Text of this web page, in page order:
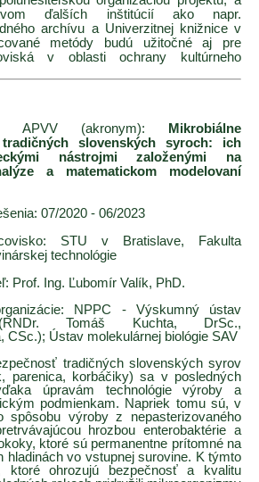
ďalších inštitúcií ako napr.
archívu a Univerzitnej knižnice v
metódy budú užitočné aj pre
v oblasti ochrany kultúrneho
APVV (akronym):
Mikrobiálne
slovenských syroch: ich
nástrojmi založenými na
a matematickom modelovaní
07/2020 - 06/2023
STU v Bratislave, Fakulta
technológie
Prof. Ing. Ľubomír Valík, PhD.
NPPC - Výskumný ústav
Tomáš Kuchta, DrSc.,
CSc.); Ústav molekulárnej biológie SAV
tradičných slovenských syrov
parenica, korbáčiky) sa v posledných
úpravám technológie výroby a
podmienkam. Napriek tomu sú, v
spôsobu výroby z nepasterizovaného
hrozbou enterobaktérie a
ktoré sú permanentne prítomné na
hladinách vo vstupnej surovine. K týmto
ktoré ohrozujú bezpečnosť a kvalitu